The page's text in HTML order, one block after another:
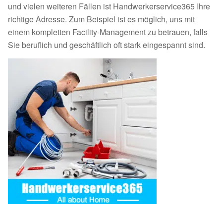
und vielen weiteren Fällen ist Handwerkerservice365 Ihre
richtige Adresse. Zum Beispiel ist es möglich, uns mit
einem kompletten Facility-Management zu betrauen, falls
Sie beruflich und geschäftlich oft stark eingespannt sind.